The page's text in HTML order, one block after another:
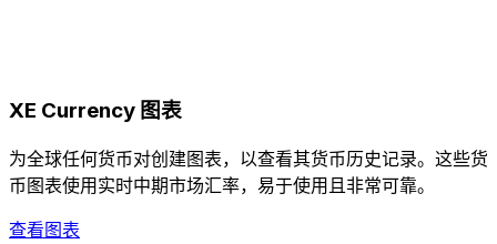
XE Currency 图表
为全球任何货币对创建图表，以查看其货币历史记录。这些货
币图表使用实时中期市场汇率，易于使用且非常可靠。
查看图表